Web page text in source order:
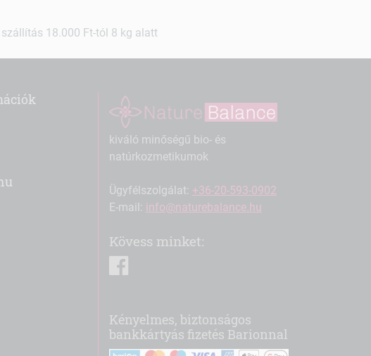
18.000 Ft-tól 8 kg alatt
kiváló minőségű bio- és
natúrkozmetikumok
Ügyfélszolgálat: +36-20-593-0902
E-mail: info@naturebalance.hu
Kövess minket:
Kényelmes, biztonságos
bankkártyás fizetés Barionnal